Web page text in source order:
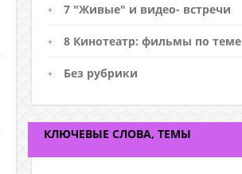
7 "Живые" и видео- встречи
8 Кинотеатр: фильмы по теме
Без рубрики
КЛЮЧЕВЫЕ СЛОВА, ТЕМЫ